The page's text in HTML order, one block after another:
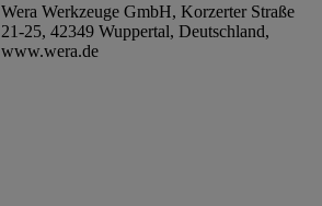
Wera Werkzeuge GmbH, Korzerter Straße
21-25, 42349 Wuppertal, Deutschland,
www.wera.de